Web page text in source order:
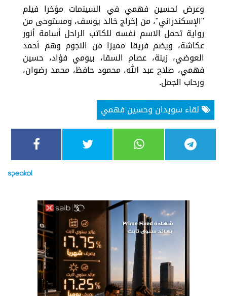
وعرض لحسين فهمي في السينمات مؤخرا فيلم
"الإسكندراني"، من إخراج خالد يوسف، ومستوحى من
رواية تحمل الاسم نفسه للكاتب الراحل أسامة أنور
عكاشة، ويضم فريقا مميزا من النجوم وهم أحمد
العوضي، زينة، عصام السقا، بيومي فؤاد، حسين
فهمي، صلاح عبد الله، محمود حافظ، محمد رضوان،
ورحاب الجمل.
لقاء سويدان وحسين فهمي